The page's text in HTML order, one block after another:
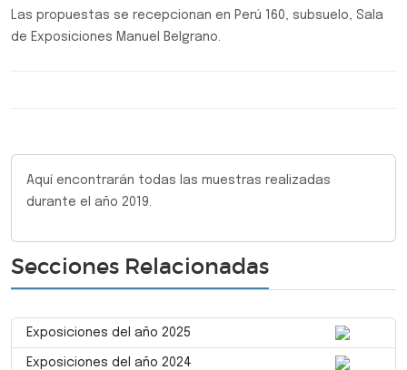
Las propuestas se recepcionan en Perú 160, subsuelo, Sala
de Exposiciones Manuel Belgrano.
Aquí encontrarán todas las muestras realizadas
durante el año 2019.
Secciones Relacionadas
Exposiciones del año 2025
Exposiciones del año 2024